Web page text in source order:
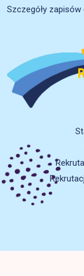
Szczegóły